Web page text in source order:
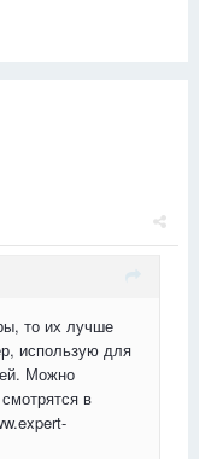
то их лучше
использую для
Можно
в